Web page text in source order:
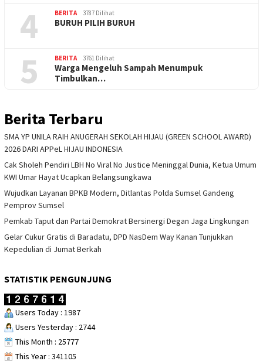
4 BERITA 3787 Dilihat
BURUH PILIH BURUH
5 BERITA 3761 Dilihat
Warga Mengeluh Sampah Menumpuk
Timbulkan…
Berita Terbaru
SMA YP UNILA RAIH ANUGERAH SEKOLAH HIJAU (GREEN SCHOOL AWARD)
2026 DARI APPeL HIJAU INDONESIA
Cak Sholeh Pendiri LBH No Viral No Justice Meninggal Dunia, Ketua Umum
KWI Umar Hayat Ucapkan Belangsungkawa
Wujudkan Layanan BPKB Modern, Ditlantas Polda Sumsel Gandeng
Pemprov Sumsel
Pemkab Taput dan Partai Demokrat Bersinergi Degan Jaga Lingkungan
Gelar Cukur Gratis di Baradatu, DPD NasDem Way Kanan Tunjukkan
Kepedulian di Jumat Berkah
STATISTIK PENGUNJUNG
Users Today : 1987
Users Yesterday : 2744
This Month : 25777
This Year : 341105